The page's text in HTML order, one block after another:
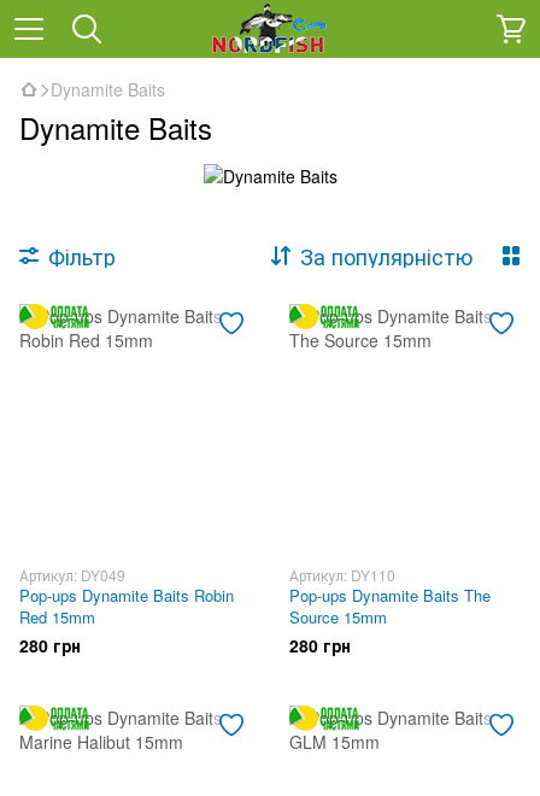
Dynamite Baits
Dynamite Baits
Фільтр За популярністю
Артикул: DY049
Pop-ups Dynamite Baits Robin
Red 15mm
280 грн
Артикул: DY110
Pop-ups Dynamite Baits The
Source 15mm
280 грн